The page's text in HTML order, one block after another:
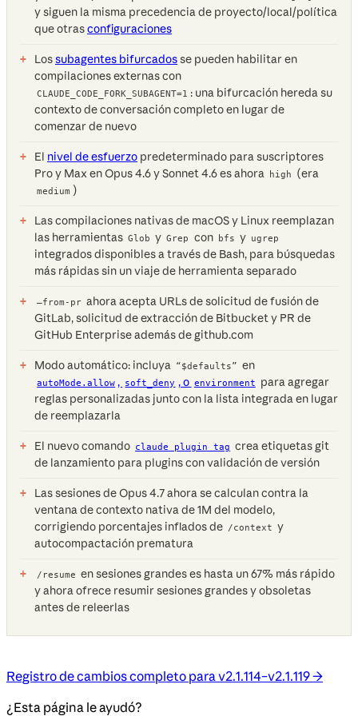
y siguen la misma precedencia de proyecto/local/política
que otrasconfiguraciones
Lossubagentes bifurcadosse pueden habilitar en
compilaciones externas con
CLAUDE_CODE_FORK_SUBAGENT=1 : una bifurcación hereda su
contexto de conversación completo en lugar de
comenzar de nuevo
El nivel de esfuerzo predeterminado para suscriptores
Pro y Max en Opus 4.6 y Sonnet 4.6 es ahora
high (era
medium )
Las compilaciones nativas de macOS y Linux reemplazan
las herramientas Glob y Grep con bfs y ugrep
integrados disponibles a través de Bash, para búsquedas
más rápidas sin un viaje de herramienta separado
—from-pr ahora acepta URLs de solicitud de fusión de
GitLab, solicitud de extracción de Bitbucket y PR de
GitHub Enterprise además de github.com
Modo automático: incluya “$defaults” en
autoMode.allow , soft_deny , o environment
para agregar
reglas personalizadas junto con la lista integrada en lugar
de reemplazarla
El nuevo comando claude plugin tag crea etiquetas git
de lanzamiento para plugins con validación de versión
Las sesiones de Opus 4.7 ahora se calculan contra la
ventana de contexto nativa de 1M del modelo,
corrigiendo porcentajes inflados de /context y
autocompactación prematura
/resume en sesiones grandes es hasta un 67% más rápido
y ahora ofrece resumir sesiones grandes y obsoletas
antes de releerlas
Registro de cambios completo para v2.1.114–v2.1.119 →
¿Esta página le ayudó?